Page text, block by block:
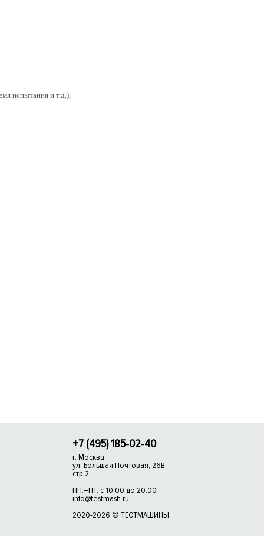
испытания и т.д.);
+7 (495) 185-02-40
г. Москва,
ул. Большая Почтовая, 26В,
стр.2
ПН.–ПТ. с 10:00 до 20:00
info@testmash.ru
2020-2026 © ТЕСТМАШИНЫ